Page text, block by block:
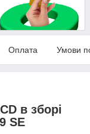
Оплата Умови
в зборі
SE